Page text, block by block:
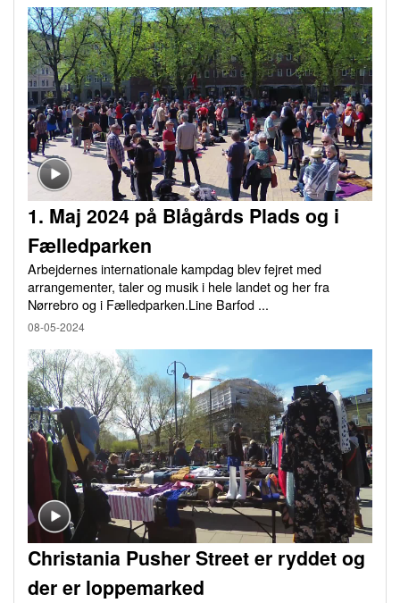
1. Maj 2024 på Blågårds Plads og i
Fælledparken
Arbejdernes internationale kampdag blev fejret med
arrangementer, taler og musik i hele landet og her fra
Nørrebro og i Fælledparken.Line Barfod ...
08-05-2024
Christania Pusher Street er ryddet og
der er loppemarked